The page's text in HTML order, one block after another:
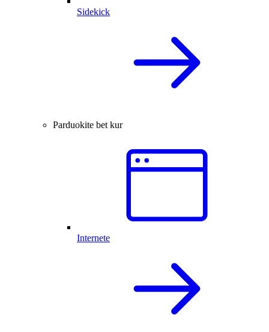
Sidekick
Parduokite bet kur
Internete